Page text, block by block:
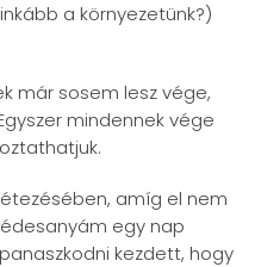
a környezetünk?)
már sosem lesz vége,
mindennek vége
amíg el nem
egy nap
kezdett, hogy